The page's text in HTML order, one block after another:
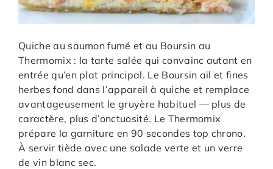
Quiche au saumon fumé et au Boursin au
Thermomix : la tarte salée qui convainc autant en
entrée qu’en plat principal. Le Boursin ail et fines
herbes fond dans l’appareil à quiche et remplace
avantageusement le gruyère habituel — plus de
caractère, plus d’onctuosité. Le Thermomix
prépare la garniture en 90 secondes top chrono.
À servir tiède avec une salade verte et un verre
de vin blanc sec.